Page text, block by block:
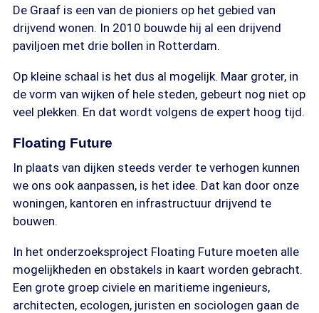
De Graaf is een van de pioniers op het gebied van
drijvend wonen. In 2010 bouwde hij al een drijvend
paviljoen met drie bollen in Rotterdam.
Op kleine schaal is het dus al mogelijk. Maar groter, in
de vorm van wijken of hele steden, gebeurt nog niet op
veel plekken. En dat wordt volgens de expert hoog tijd.
Floating Future
In plaats van dijken steeds verder te verhogen kunnen
we ons ook aanpassen, is het idee. Dat kan door onze
woningen, kantoren en infrastructuur drijvend te
bouwen.
In het onderzoeksproject Floating Future moeten alle
mogelijkheden en obstakels in kaart worden gebracht.
Een grote groep civiele en maritieme ingenieurs,
architecten, ecologen, juristen en sociologen gaan de